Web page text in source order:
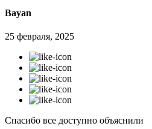
Bayan
25 февраля, 2025
Спасибо все доступно объяснили